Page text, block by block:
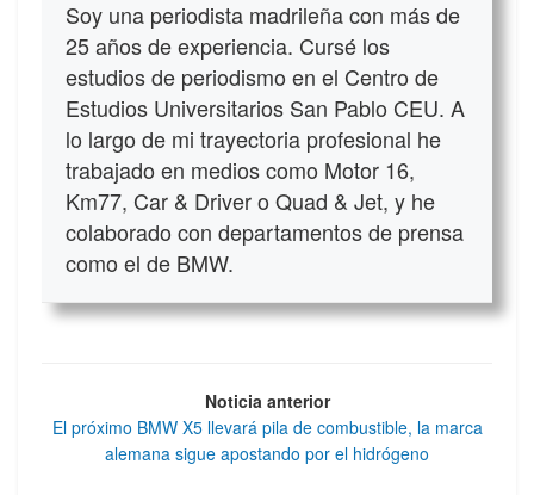
Soy una periodista madrileña con más de
25 años de experiencia. Cursé los
estudios de periodismo en el Centro de
Estudios Universitarios San Pablo CEU. A
lo largo de mi trayectoria profesional he
trabajado en medios como Motor 16,
Km77, Car & Driver o Quad & Jet, y he
colaborado con departamentos de prensa
como el de BMW.
Noticia anterior
El próximo BMW X5 llevará pila de combustible, la marca
alemana sigue apostando por el hidrógeno